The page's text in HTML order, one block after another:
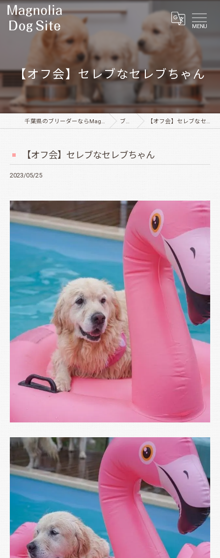
MENU
【オフ会】セレブなセレブちゃん
千葉県のブリーダーならMagnolia Dog Site ブログ 【オフ会】セレブなセレブちゃん
【オフ会】セレブなセレブちゃん
2023/05/25